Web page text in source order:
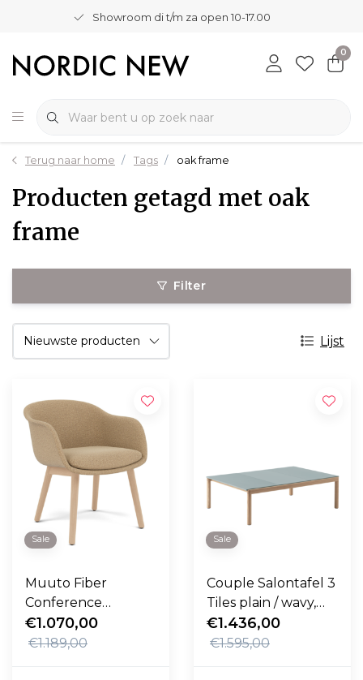
Showroom di t/m za open 10-17.00
0
Terug naar home Tags oak frame
Producten getagd met oak
frame
Filter
Lijst
Sale
Muuto Fiber
Conference
Armstoel Ecriture,
eiken poten
€1.070,00
€1.189,00
Sale
Couple Salontafel 3
Tiles plain / wavy,
eiken
€1.436,00
€1.595,00